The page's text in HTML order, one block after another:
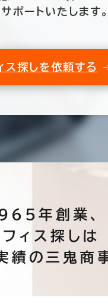
ポートいたします。
ス探しを依頼する
年創業、
フィス探しは
績の三鬼商事